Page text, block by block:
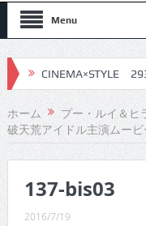
Menu
CINEMA×STYLE
CINEMA×STYLE
CINEMA×STYLE
CINEMA×STYLE
ホーム
プー・ルイ＆
破天荒アイドル主演ムービ
137-bis03
2016/7/19